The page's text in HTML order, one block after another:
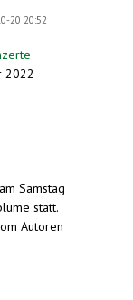
20 20:52
2022
Samstag
statt.
Autoren